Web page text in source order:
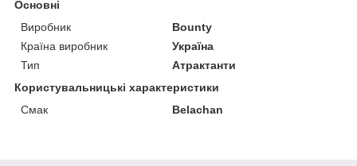
Основні
Виробник
Bounty
Країна виробник
Україна
Тип
Атрактанти
Користувальницькі характеристики
Смак
Belachan